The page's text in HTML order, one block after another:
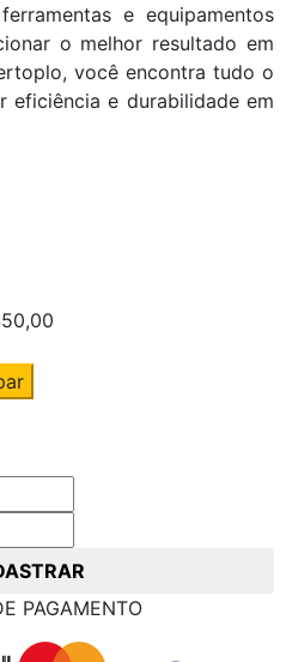
e equipamentos
o melhor resultado em
você encontra tudo o
eficiência e durabilidade em
PAGAMENTO